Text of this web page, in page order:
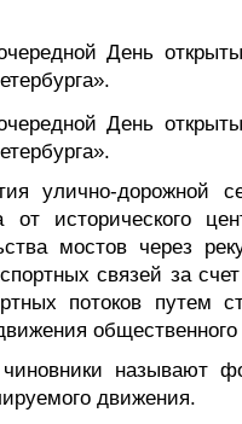
День
День
улично-дорожной
от исторического
мостов через
связей за
потоков путем
общественного
называют
движения.